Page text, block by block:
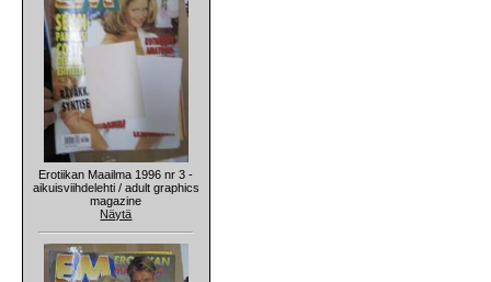
Erotiikan Maailma 1996 nr 3 -
aikuisviihdelehti / adult graphics
magazine
Näytä